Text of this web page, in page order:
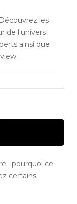
les
de l'univers
ainsi que
: pourquoi ce
certains